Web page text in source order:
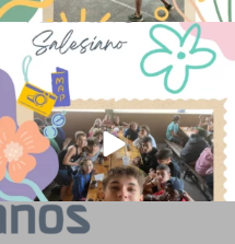
viviendo la alegría en el campamento
...